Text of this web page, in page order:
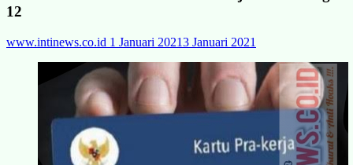
12
www.intinews.co.id 1 Januari 20213 Januari 2021